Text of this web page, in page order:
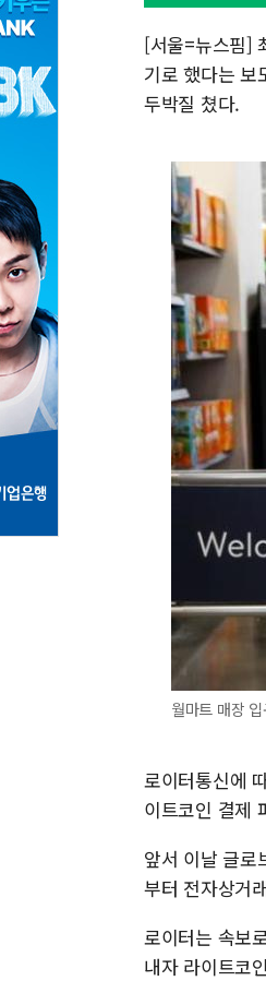
[서울=뉴스핌]
기로 했다는 보
두박질 쳤다.
월마트 매장
로이터통신에
이트코인 결제
앞서 이날 글로
부터 전자상거
로이터는 속보
내자 라이트코